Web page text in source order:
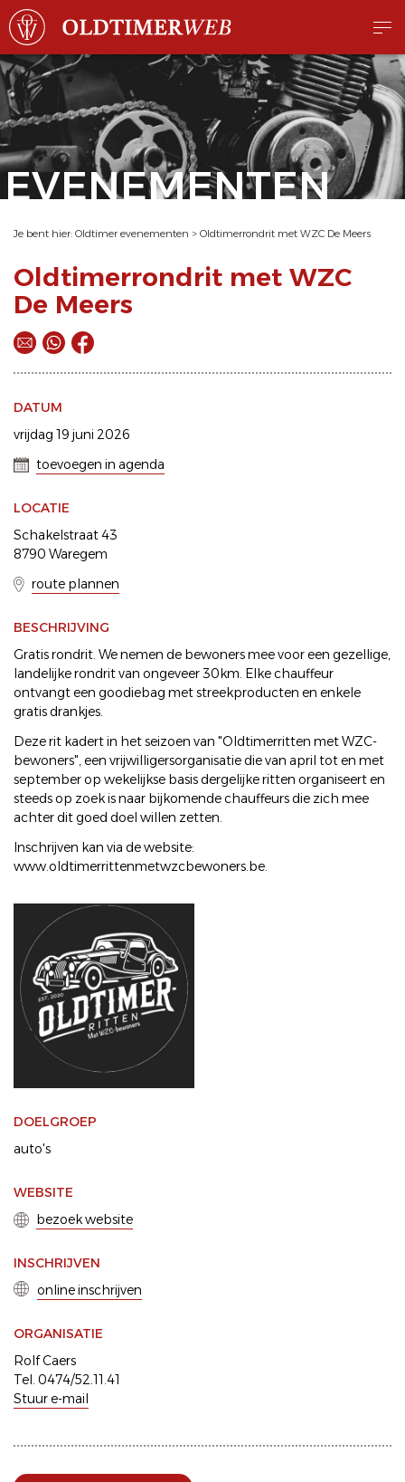
EVENEMENTEN
Je bent hier: Oldtimer evenementen > Oldtimerrondrit met WZC De Meers
Oldtimerrondrit met WZC
De Meers
DATUM
vrijdag 19 juni 2026
toevoegen in agenda
LOCATIE
Schakelstraat 43
8790 Waregem
route plannen
BESCHRIJVING
Gratis rondrit. We nemen de bewoners mee voor een gezellige,
landelijke rondrit van ongeveer 30km. Elke chauffeur
ontvangt een goodiebag met streekproducten en enkele
gratis drankjes.
Deze rit kadert in het seizoen van "Oldtimerritten met WZC-
bewoners", een vrijwilligersorganisatie die van april tot en met
september op wekelijkse basis dergelijke ritten organiseert en
steeds op zoek is naar bijkomende chauffeurs die zich mee
achter dit goed doel willen zetten.
Inschrijven kan via de website:
www.oldtimerrittenmetwzcbewoners.be.
DOELGROEP
auto's
WEBSITE
bezoek website
INSCHRIJVEN
online inschrijven
ORGANISATIE
Rolf Caers
Tel. 0474/52.11.41
Stuur e-mail